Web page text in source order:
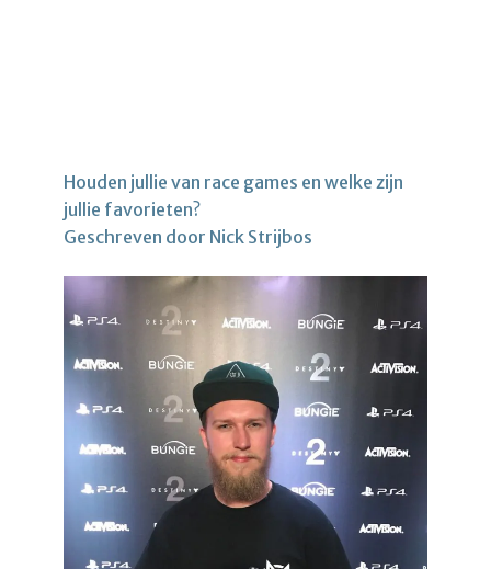
Houden jullie van race games en welke zijn
jullie favorieten?
Geschreven door Nick Strijbos